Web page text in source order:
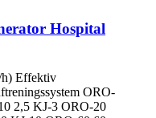
Hospital
h) Effektiv
ORO-
2,5 KJ-3 ORO-20